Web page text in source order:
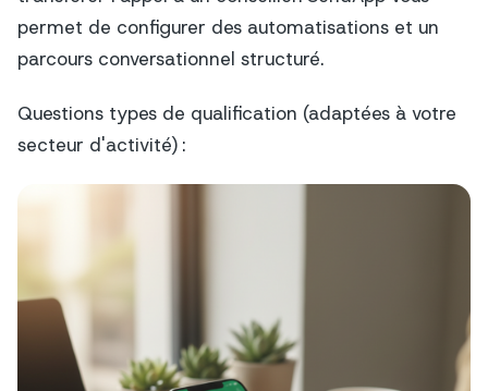
permet de configurer des automatisations et un
parcours conversationnel structuré.
Questions types de qualification (adaptées à votre
secteur d'activité) :